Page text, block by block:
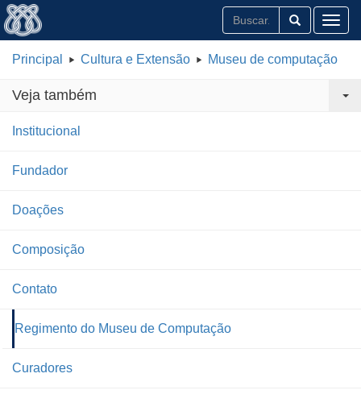
Principal Cultura e Extensão Museu de computação
Veja também
Institucional
Fundador
Doações
Composição
Contato
Regimento do Museu de Computação
Curadores